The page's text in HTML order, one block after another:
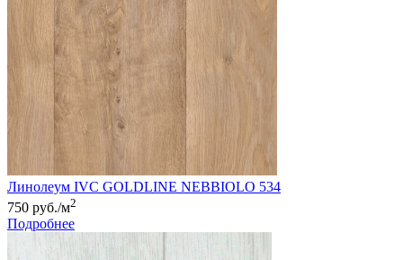
Линолеум IVC GOLDLINE NEBBIOLO 534
750 руб./м2
Подробнее